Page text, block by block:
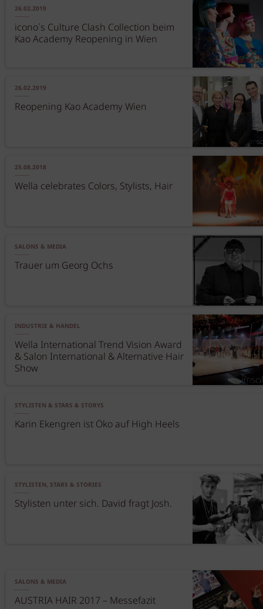
26.02.2019
icono´s Culture Clash Collection beim
Kao Academy Reopening in Wien
26.02.2019
Reopening Kao Academy Wien
25.08.2018
Wella celebrates Colors, Stylists, Hair
SALONS & MEDIA
Trauer um Georg Ochs
INDUSTRIE & HANDEL
Wella International Trend Vision Award
& Salon International & Alternative Hair
Show
STYLISTEN & STARS & STORYS
Karin Ekengren ist Öko auf High Heels
STYLISTEN, STARS & STORIES
Stylisten unter sich. David fragt Josh.
SALONS & MEDIA
AUSTRIA HAIR 2017 – Messefazit